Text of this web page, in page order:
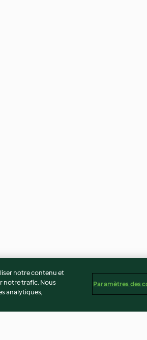
notre contenu et
notre trafic. Nous
analytiques,
Paramètres des